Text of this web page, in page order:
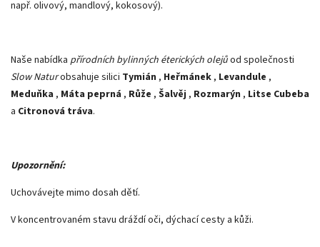
např. olivový, mandlový, kokosový).
Naše nabídka přírodních bylinných éterických olejůod společnosti
Slow Naturobsahuje silici Tymián , Heřmánek , Levandule ,
Meduňka , Máta peprná , Růže , Šalvěj , Rozmarýn , Litse Cubeba
a Citronová tráva.
Upozornění:
Uchovávejte mimo dosah dětí.
V koncentrovaném stavu dráždí oči, dýchací cesty a kůži.